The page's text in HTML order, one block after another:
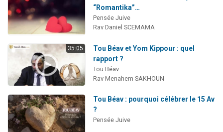
“Romantika”…
Pensée Juive
Rav Daniel SCEMAMA
35:05
Tou Béav et Yom Kippour : quel
rapport ?
Tou Béav
Rav Menahem SAKHOUN
Tou Béav : pourquoi célébrer le 15 Av
?
Pensée Juive